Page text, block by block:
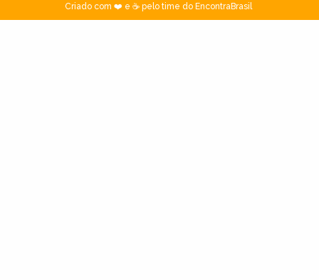
Criado com ❤️ e ☕ pelo time do EncontraBrasil